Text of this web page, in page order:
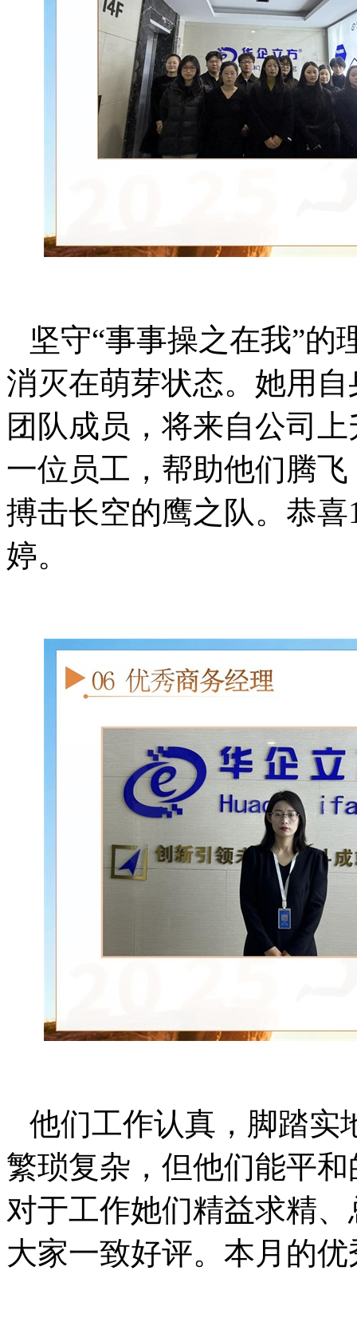
坚守“事事操之在我”的
消灭在萌芽状态。她用
团队成员，将来自公司
一位员工，帮助他们腾
搏击长空的鹰之队。恭
婷。
他们工作认真，脚踏实
繁琐复杂，但他们能平
对于工作她们精益求精
大家一致好评。本月的